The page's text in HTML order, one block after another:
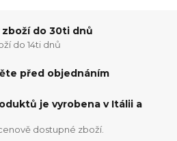
zboží do 30ti dnů
do 14ti dnů
před objednáním
je vyrobena v Itálii a
dostupné zboží.